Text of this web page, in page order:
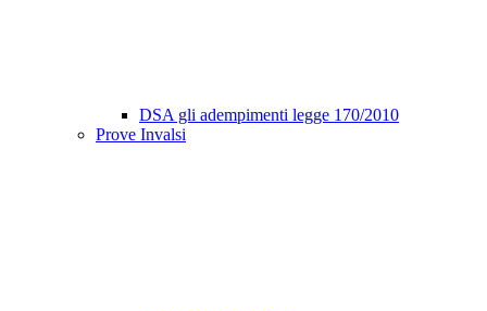
DSA gli adempimenti legge 170/2010
Prove Invalsi